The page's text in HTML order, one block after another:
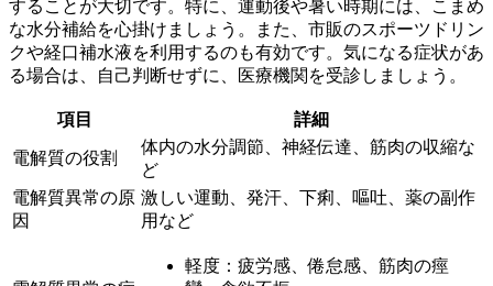
することが大切です。特に、運動後や暑い時期には、こまめ
な水分補給を心掛けましょう。また、市販のスポーツドリン
クや経口補水液を利用するのも有効です。気になる症状があ
る場合は、自己判断せずに、医療機関を受診しましょう。
項目 詳細
電解質の役割
体内の水分調節、神経伝達、筋肉の収縮な
ど
電解質異常の原
因
激しい運動、発汗、下痢、嘔吐、薬の副作
用など
軽度：疲労感、倦怠感、筋肉の痙